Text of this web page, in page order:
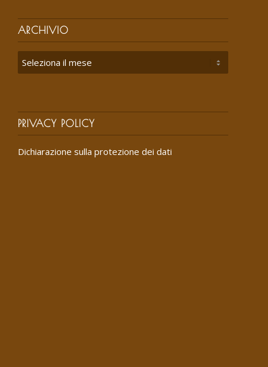
ARCHIVIO
PRIVACY POLICY
Dichiarazione sulla protezione dei dati